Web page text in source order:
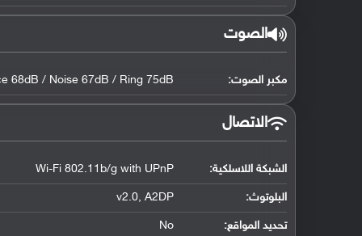
الصوت
مكبر الصوت: 68dB / Noise 67dB / Ring 75dB
الاتصال
الشبكة اللاسلكية: Wi-Fi 802.11b/g with UPnP
البلوتوث:
v2.0, A2DP
تحديد المواقع:
No